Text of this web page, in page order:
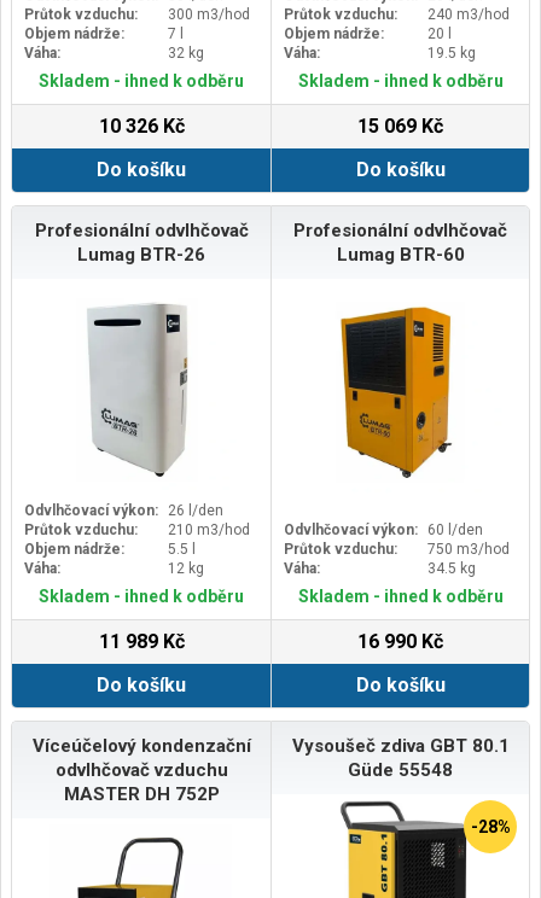
Průtok vzduchu:
300 m3/hod
Objem nádrže:
7 l
Váha:
32 kg
Skladem - ihned k odběru
10 326 Kč
Do košíku
Průtok vzduchu:
240 m3/hod
Objem nádrže:
20 l
Váha:
19.5 kg
Skladem - ihned k odběru
15 069 Kč
Do košíku
Profesionální odvlhčovač
Lumag BTR-26
Odvlhčovací výkon:
26 l/den
Průtok vzduchu:
210 m3/hod
Objem nádrže:
5.5 l
Váha:
12 kg
Skladem - ihned k odběru
11 989 Kč
Do košíku
Profesionální odvlhčovač
Lumag BTR-60
Odvlhčovací výkon:
60 l/den
Průtok vzduchu:
750 m3/hod
Váha:
34.5 kg
Skladem - ihned k odběru
16 990 Kč
Do košíku
Víceúčelový kondenzační
odvlhčovač vzduchu
MASTER DH 752P
Vysoušeč zdiva GBT 80.1
Güde 55548
-28%